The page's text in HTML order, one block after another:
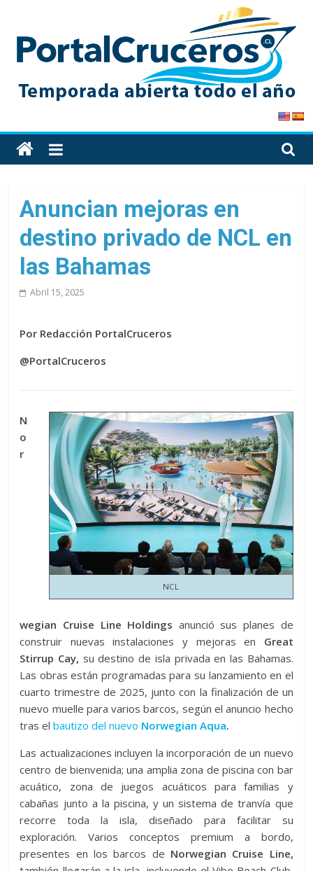
content
PortalCruceros
Toda
la
cruceros
en
un
solo
Anuncian mejoras en
destino privado de NCL en
las Bahamas
Abril 15, 2025
Por Redacción PortalCruceros
@PortalCruceros
NCL
N
o
r
wegian Cruise Line Holdings anunció sus planes de
construir nuevas instalaciones y mejoras en Great
Stirrup Cay, su destino de isla privada en las Bahamas.
Las obras están programadas para su lanzamiento en el
cuarto trimestre de 2025, junto con la finalización de un
nuevo muelle para varios barcos, según el anuncio hecho
tras elbautizo del nuevo Norwegian Aqua.
Las actualizaciones incluyen la incorporación de un nuevo
centro de bienvenida; una amplia zona de piscina con bar
acuático, zona de juegos acuáticos para familias y
cabañas junto a la piscina, y un sistema de tranvía que
recorre toda la isla, diseñado para facilitar su
exploración. Varios conceptos premium a bordo,
presentes en los barcos de Norwegian Cruise Line,